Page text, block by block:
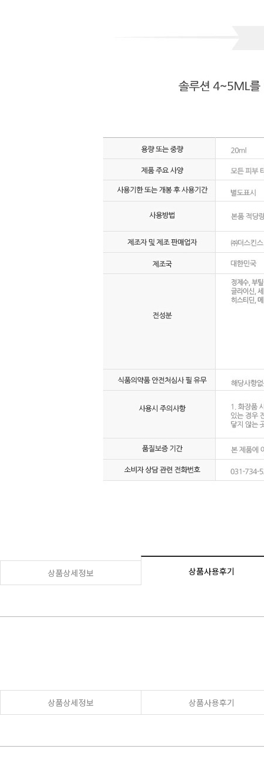
상품상세정보 상품사용후기
상품상세정보 상품사용후기